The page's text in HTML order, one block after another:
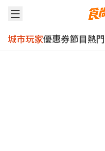
城市玩家優惠券節目熱門